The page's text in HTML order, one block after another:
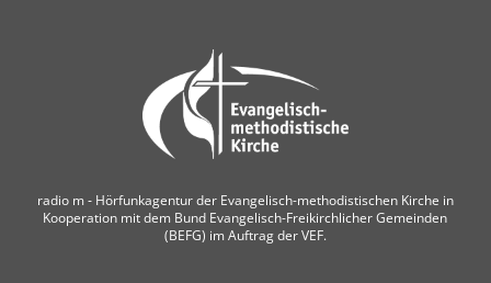
radio m ‐ Hörfunkagentur der Evangelisch-methodistischen Kirche in
Kooperation mit dem Bund Evangelisch-Freikirchlicher Gemeinden
(BEFG) im Auftrag der VEF.